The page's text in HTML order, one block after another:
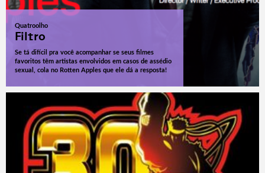
Quatroolho
Filtro
Se tá difícil pra você acompanhar se seus filmes
favoritos têm artistas envolvidos em casos de assédio
sexual, cola no Rotten Apples que ele dá a resposta!